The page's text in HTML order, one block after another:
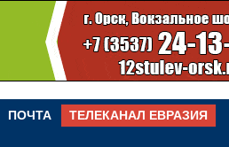
ПОЧТА ТЕЛЕКАНАЛ ЕВРАЗИЯ